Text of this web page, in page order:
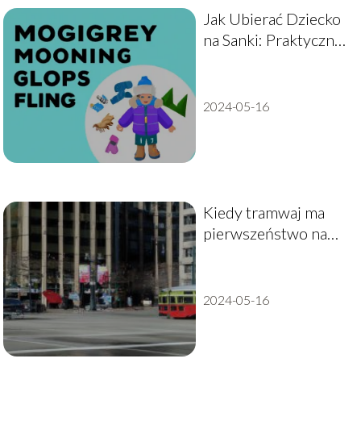
Jak Ubierać Dziecko
na Sanki: Praktyczny
2024-05-16
Kiedy tramwaj ma
pierwszeństwo na
2024-05-16